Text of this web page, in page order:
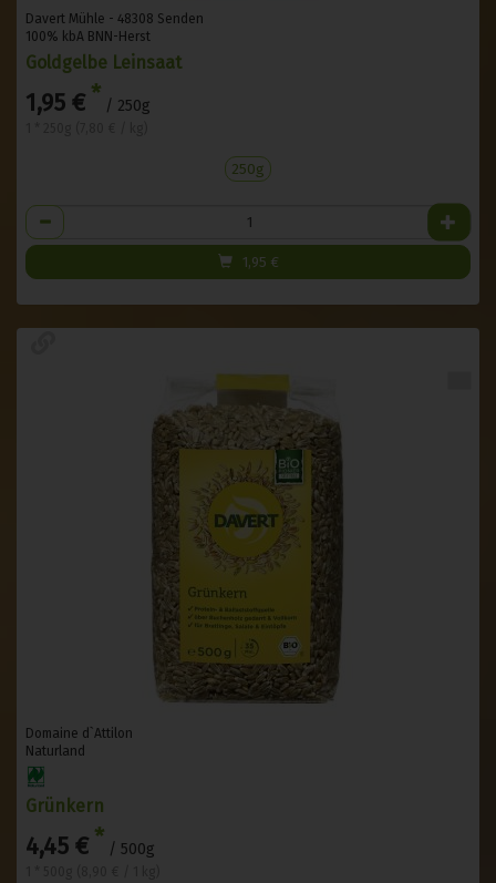
Davert Mühle - 48308 Senden
100% kbA BNN-Herst
Goldgelbe Leinsaat
1,95 € * / 250g
250g
Anzahl
1,95 €
Domaine d`Attilon
Naturland
Grünkern
4,45 € * / 500g